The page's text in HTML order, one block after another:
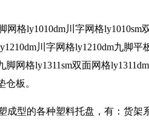
格ly1010dm川字网格ly1010sm
川字网格ly1210dm九脚
网格ly1311sm双面网格
仓板。
成型的各种塑料托盘，有：货